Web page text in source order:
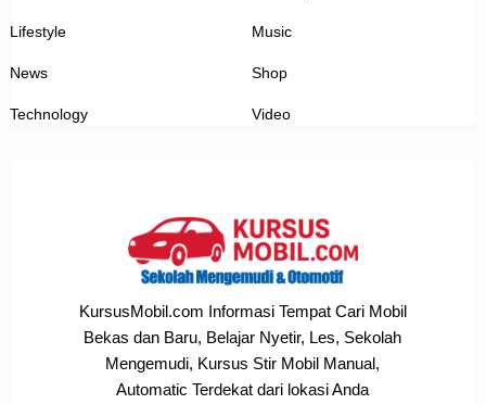
Lifestyle Music
News Shop
Technology Video
KursusMobil.com Informasi Tempat Cari Mobil
Bekas dan Baru, Belajar Nyetir, Les, Sekolah
Mengemudi, Kursus Stir Mobil Manual,
Automatic Terdekat dari lokasi Anda